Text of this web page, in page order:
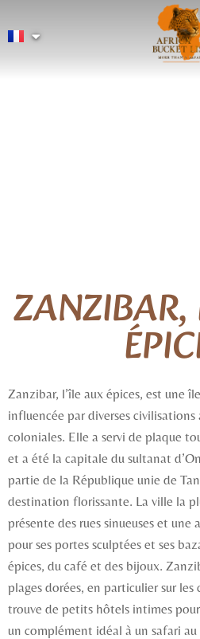
ZANZIBAR,
Zanzibar, l’île aux épices, est une
influencée par diverses civilisations
coloniales. Elle a servi de plaque
et a été la capitale du sultanat
partie de la République unie de
destination florissante. La ville la
présente des rues sinueuses et
pour ses portes sculptées et ses
épices, du café et des bijoux.
plages dorées, en particulier sur
trouve de petits hôtels intimes
un complément idéal à un safari